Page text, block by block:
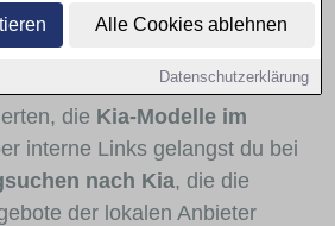
Alle Cookies ablehnen
Datenschutzerklärung
sind und für welche
interessant ist. Viele
von Autohäusern und
die Kia-Modelle im
interne Links gelangst du bei
nach Kia, die die
der lokalen Anbieter